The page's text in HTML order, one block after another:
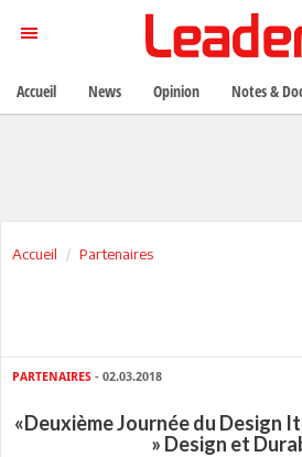
Accueil Partenaires
PARTENAIRES - 02.03.2018
«Deuxième Journée du Design
» Design et
Accueil News Opinion Notes &